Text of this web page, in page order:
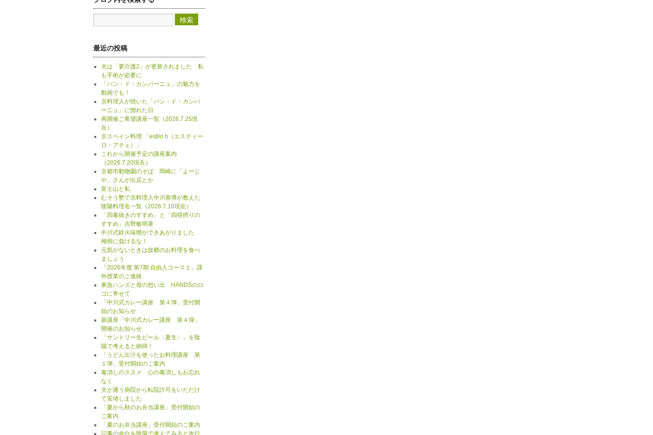
最近の投稿
夫は「要介護2」が更新されました 私
も手術が必要に
「パン・ド・カンパーニュ」の魅力を
動画でも！
京料理人が焼いた「パン・ド・カンパ
ーニュ」に惚れた日
再開催ご希望講座一覧（2026.7.25現
在）
京スペイン料理 「estilo h（エスティー
ロ・アチェ）」
これから開催予定の講座案内
（2026.7.20現在）
京都市動物園のそば 岡崎に「よーじ
や」さんが出店とか
富士山と私
むそう塾で京料理人中川善博が教えた
陰陽料理名一覧（2026.7.10現在）
「四毒抜きのすすめ」と「四得摂りの
すすめ」吉野敏明著
中川式鉄火味噌ができあがりました
梅雨に負けるな！
元気がないときは故郷のお料理を食べ
ましょう
「2026年度 第7期 自由人コース１」課
外授業のご連絡
東急ハンズと母の想い出 HANDSのロ
ゴに寄せて
「中川式カレー講座 第４弾」受付開
始のお知らせ
新講座「中川式カレー講座 第４弾」
開催のお知らせ
「サントリー生ビール〈夏生〉」を陰
陽で考えると納得！
「うどん出汁を使ったお料理講座 第
１弾」受付開始のご案内
毒消しのススメ 心の毒消しもお忘れ
なく
夫が通う病院から転院許可をいただけ
て安堵しました
「夏から秋のお弁当講座」受付開始の
ご案内
「夏のお弁当講座」受付開始のご案内
記事の余白を陰陽で考えてみると改行